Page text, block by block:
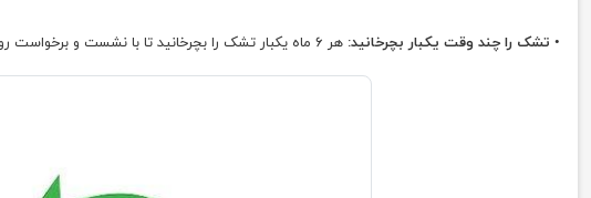
• تشک را چند وقت یکبار بچرخانید: هر ۶ ماه یکبار تشک را بچرخانید تا با نشست و برخواست روی آن فرم خود را از دست ندهد.